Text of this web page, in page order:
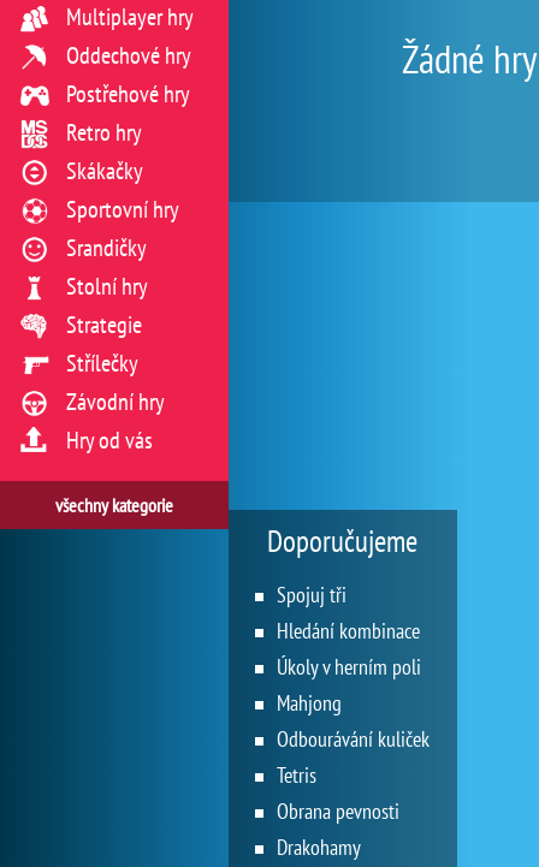
Žádné
Multiplayer hry
Oddechové hry
Postřehové hry
Retro hry
Skákačky
Sportovní hry
Srandičky
Stolní hry
Strategie
Střílečky
Závodní hry
Hry od vás
všechny kategorie
Doporučujeme
Spojuj tři
Hledání kombinace
Úkoly v herním poli
Mahjong
Odbourávání kuliček
Tetris
Obrana pevnosti
Drakohamy